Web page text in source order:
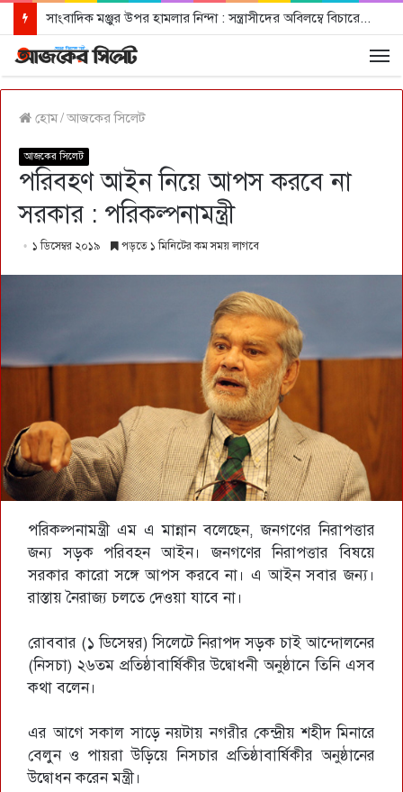
সাংবাদিক মঞ্জুর উপর হামলার নিন্দা : সন্ত্রাসীদের অবিলম্বে বিচারের আওতায় আনার দাবী
হোম/আজকের সিলেট
আজকের সিলেট
পরিবহণ আইন নিয়ে আপস করবে না
সরকার : পরিকল্পনামন্ত্রী
১ ডিসেম্বর ২০১৯ পড়তে ১ মিনিটের কম সময় লাগবে
পরিকল্পনামন্ত্রী এম এ মান্নান বলেছেন, জনগণের নিরাপত্তার
জন্য সড়ক পরিবহন আইন। জনগণের নিরাপত্তার বিষয়ে
সরকার কারো সঙ্গে আপস করবে না। এ আইন সবার জন্য।
রাস্তায় নৈরাজ্য চলতে দেওয়া যাবে না।
রোববার (১ ডিসেম্বর) সিলেটে নিরাপদ সড়ক চাই আন্দোলনের
(নিসচা) ২৬তম প্রতিষ্ঠাবার্ষিকীর উদ্বোধনী অনুষ্ঠানে তিনি এসব
কথা বলেন।
এর আগে সকাল সাড়ে নয়টায় নগরীর কেন্দ্রীয় শহীদ মিনারে
বেলুন ও পায়রা উড়িয়ে নিসচার প্রতিষ্ঠাবার্ষিকীর অনুষ্ঠানের
উদ্বোধন করেন মন্ত্রী।